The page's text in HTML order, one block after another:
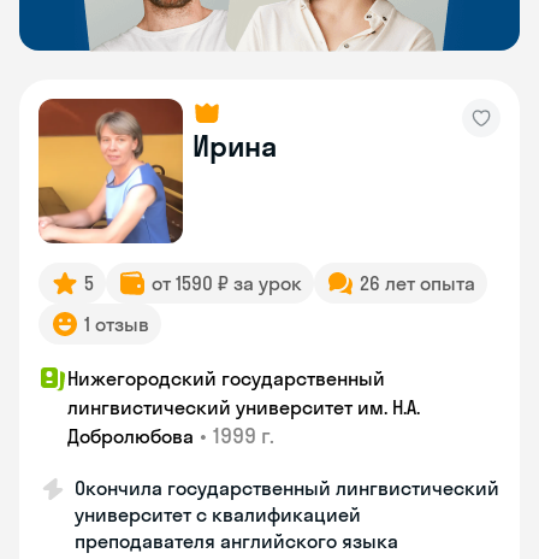
Ирина
5 от 1590 ₽ за урок
26 лет опыта
1 отзыв
Нижегородский государственный
лингвистический университет им. Н.А.
Добролюбова • 1999 г.
Окончила государственный лингвистический
университет с квалификацией
преподавателя английского языка